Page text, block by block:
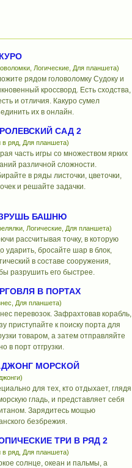
Логические, Для планшета)
рядом головоломку Судоку и
кроссворд. Есть сходства,
и отличия. Какуро сумел
их в онлайн.
САД 2
в ряд, Для планшета)
часть игры со множеством ярких
различной сложности.
в ряды листочки, цветочки,
и решайте задачки.
БАШНЮ
Логические, Для планшета)
рассчитывая точку, в которую
ударить, бросайте шар в блок,
в составе сооружения,
разрушить его быстрее.
В ПОРТАХ
Для планшета)
перевозок. Зафрахтовав корабль,
приступайте к поиску порта для
товаром, а затем отправляйте
в порт отгрузки.
МОРСКОЙ
для тех, кто отдыхает, глядя
гладь, и представляет себя
Зарядитесь мощью
безбрежия.
ТРИ В РЯД 2
в ряд, Для планшета)
солнце, океан и пальмы, а